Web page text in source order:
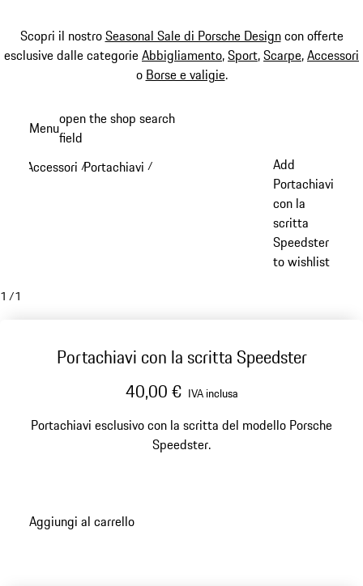
Scopri il nostroSeasonal Sale di Porsche Designcon offerte
esclusive dalle categorieAbbigliamento,Sport,Scarpe,Accessori
o Borse e valigie.
principale
Menuopen the shop search
field
Accessori /Portachiavi /
Add
Portachiavi
con la
scritta
Speedster
to wishlist
1 /1
Portachiavi con la scritta Speedster
40,00 € IVA inclusa
Portachiavi esclusivo con la scritta del modello Porsche
Speedster.
Aggiungi al carrello